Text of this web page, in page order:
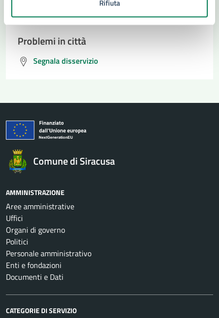
Rifiuta
Prenota appuntamento
Problemi in città
Segnala disservizio
Comune di Siracusa
AMMINISTRAZIONE
Aree amministrative
Uffici
Organi di governo
Politici
Personale amministrativo
Enti e fondazioni
Documenti e Dati
CATEGORIE DI SERVIZIO